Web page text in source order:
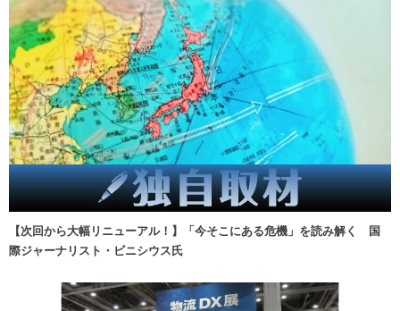
【次回から大幅リニューアル！】「今そこにある危機」を読み解く 国
際ジャーナリスト・ビニシウス氏